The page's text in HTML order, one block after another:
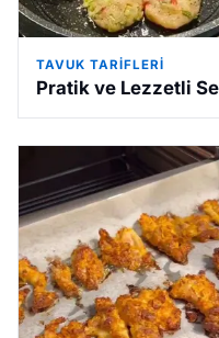
TAVUK TARIFLERI
Pratik ve Lezzetli